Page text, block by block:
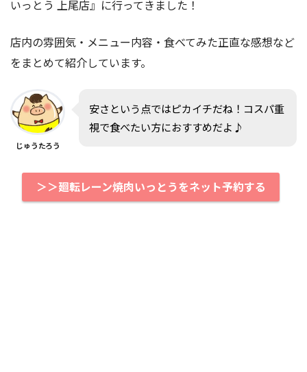
いっとう 上尾店』に行ってきました！
店内の雰囲気・メニュー内容・食べてみた正直な感想など
をまとめて紹介しています。
じゅうたろう
安さという点ではピカイチだね！コスパ重
視で食べたい方におすすめだよ♪
＞＞廻転レーン焼肉いっとうをネット予約する